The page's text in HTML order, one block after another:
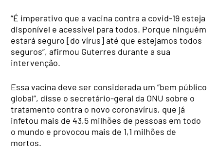
“É imperativo que a vacina contra a covid-19 esteja
disponível e acessível para todos. Porque ninguém
estará seguro [do vírus] até que estejamos todos
seguros”, afirmou Guterres durante a sua
intervenção.
Essa vacina deve ser considerada um “bem público
global”, disse o secretário-geral da ONU sobre o
tratamento contra o novo coronavírus, que já
infetou mais de 43,5 milhões de pessoas em todo
o mundo e provocou mais de 1,1 milhões de
mortos.